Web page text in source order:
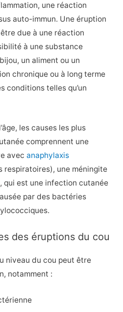
une réaction
auto-immun. Une éruption
due à une réaction
à une substance
un aliment ou un
chronique ou à long terme
conditions telles qu’un
les causes les plus
comprennent une
avec anaphylaxis
respiratoires), une méningite
, qui est une infection cutanée
par des bactéries
des éruptions du cou
niveau du cou peut être
notamment :